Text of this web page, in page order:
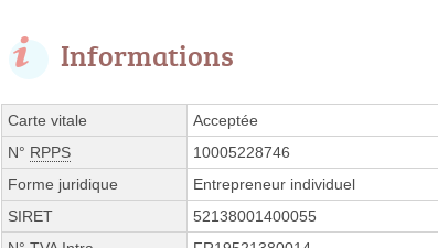
Informations
Carte vitale
Acceptée
N° RPPS
10005228746
Forme juridique
Entrepreneur individuel
SIRET
52138001400055